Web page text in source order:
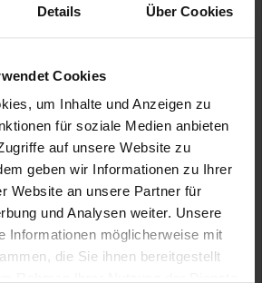
Details Über Cookies
Cookies
um Inhalte und Anzeigen zu
für soziale Medien anbieten
auf unsere Website zu
geben wir Informationen zu Ihrer
Website an unsere Partner für
und Analysen weiter. Unsere
Informationen möglicherweise mit
die Sie ihnen bereitgestellt